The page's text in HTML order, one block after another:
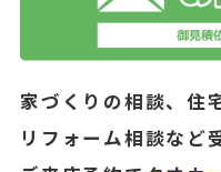
家づくりの相談、住
リフォーム相談など